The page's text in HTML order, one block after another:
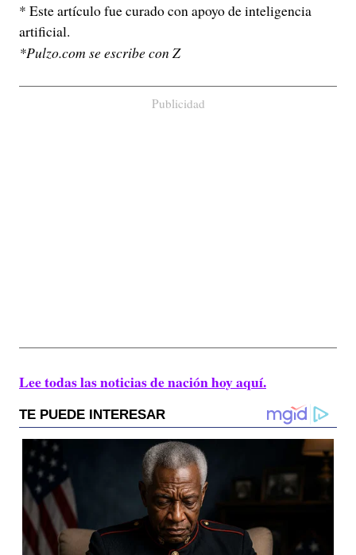
* Este artículo fue curado con apoyo de inteligencia
artificial.
*Pulzo.com se escribe con Z
Publicidad
Lee todas las noticias de nación hoy aquí.